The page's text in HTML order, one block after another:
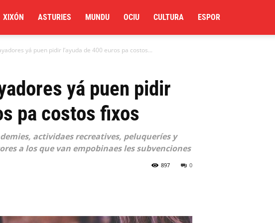
XIXÓN ASTURIES MUNDU OCIU CULTURA ESPOR
yá puen pidir l’ayuda de 400 euros pa costos...
yá puen pidir
pa costos fixos
actividaes recreatives, peluqueríes y
a los que van empobinaes les subvenciones
0
897